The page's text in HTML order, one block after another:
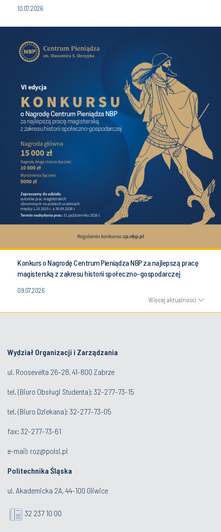
10.07.2026
Konkurs o Nagrodę Centrum Pieniądza NBP za najlepszą pracę
magisterską z zakresu historii społeczno-gospodarczej
09.07.2026
Więcej aktualności
Wydział Organizacji i Zarządzania
ul. Roosevelta 26-28, 41-800 Zabrze
tel. (Biuro Obsługi Studenta): 32-277-73-15
tel. (Biuro Dziekana): 32-277-73-05
fax: 32-277-73-61
e-mail: roz@polsl.pl
Politechnika Śląska
ul. Akademicka 2A, 44-100 Gliwice
32 237 10 00